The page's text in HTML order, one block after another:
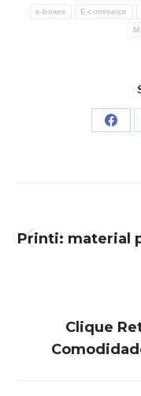
e-boxes E-commerce
Printi: material
Clique